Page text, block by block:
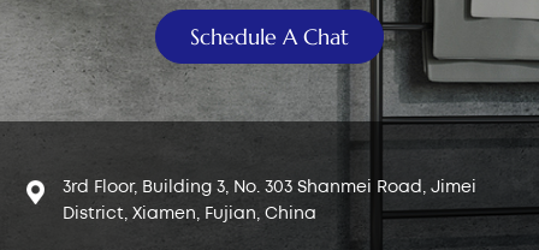
Schedule A Chat
3rd Floor, Building 3, No. 303 Shanmei Road, Jimei
District, Xiamen, Fujian, China